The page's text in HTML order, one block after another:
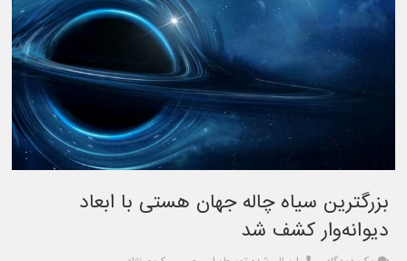
بزرگترین سیاه چاله جهان هستی با ابعاد
دیوانه‌وار کشف شد